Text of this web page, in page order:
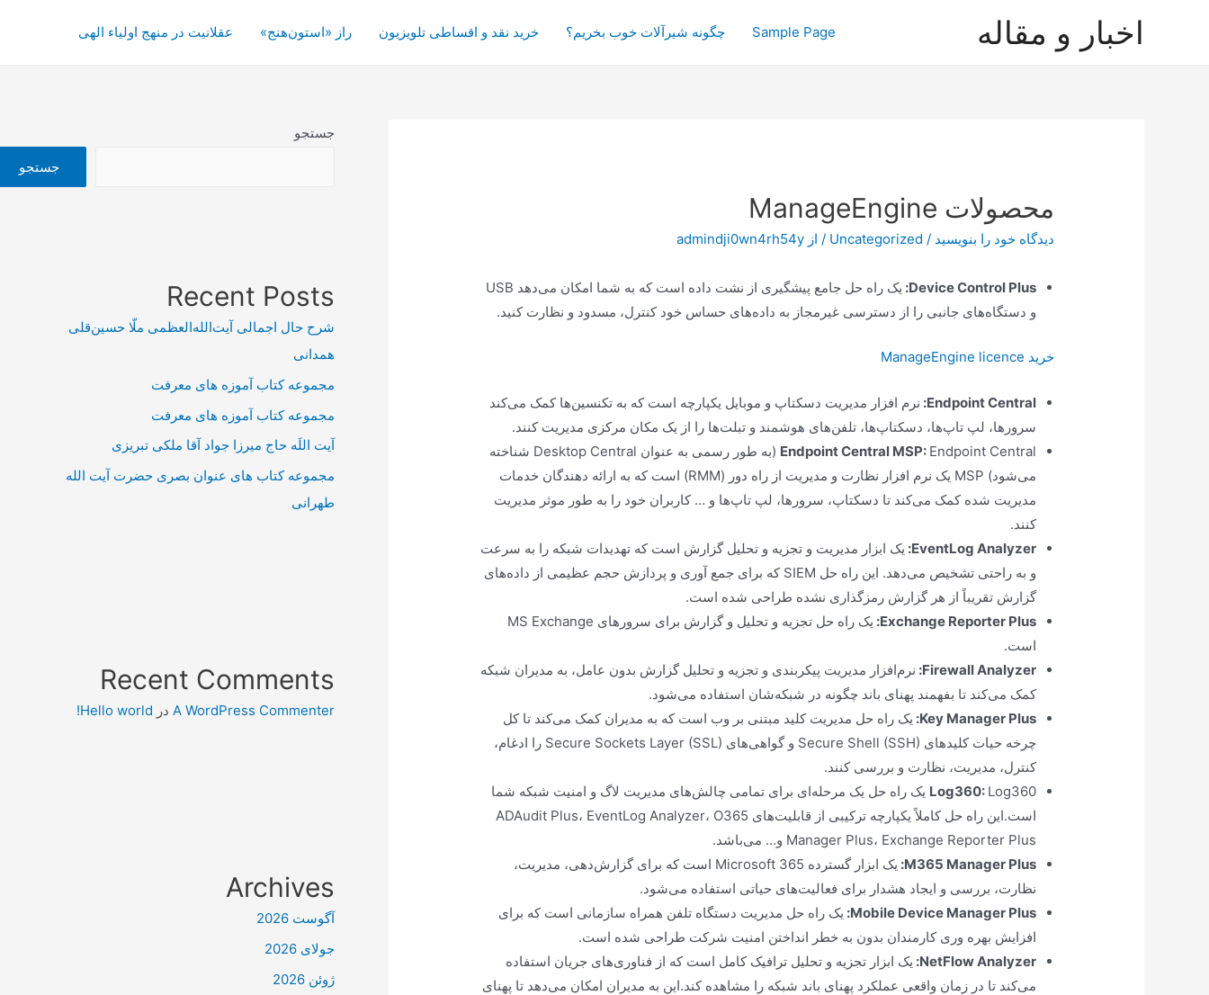
اخبار و مقاله Sample Page چگونه شیرآلات خوب بخریم؟ خرید نقد و اقساطی تلویزیون راز «استون‌هنج» عقلانیت در منهج اولیاء الهی
محصولات ManageEngine
دیدگاه‌ خود را بنویسید /
Uncategorized / از admindji0wn4rh54y
Device Control Plus
:
یک راه حل جامع پیشگیری از نشت داده است که به شما امکان می‌دهد USB
و دستگاه‌های جانبی را از دسترسی غیرمجاز به داده‌های حساس خود کنترل، مسدود و نظارت کنید.
خرید ManageEngine licence
Endpoint Central
: نرم افزار مدیریت دسکتاپ و موبایل یکپارچه است که به تکنسین‌ها کمک می‌کند
سرورها، لپ تاپ‌ها، دسکتاپ‌ها، تلفن‌های هوشمند و تبلت‌ها را از یک مکان مرکزی مدیریت کنند.
Endpoint Central MSP:
Endpoint Central (به طور رسمی به عنوان Desktop Central شناخته
می‌شود) MSP یک نرم افزار نظارت و مدیریت از راه دور (RMM) است که به ارائه دهندگان خدمات
مدیریت شده کمک می‌کند تا دسکتاپ، سرورها، لپ تاپ‌ها و … کاربران خود را به طور موثر مدیریت
کنند.
EventLog Analyzer
: یک ابزار مدیریت و تجزیه و تحلیل گزارش است که تهدیدات شبکه را به سرعت
و به راحتی تشخیص می‌دهد. این راه حل SIEM که برای جمع آوری و پردازش حجم عظیمی از داده‌های
گزارش تقریباً از هر گزارش رمزگذاری نشده طراحی شده است.
Exchange Reporter Plus
:
یک راه حل تجزیه و تحلیل و گزارش برای سرورهای MS Exchange
است.
Firewall Analyzer
: نرم‌افزار مدیریت پیکربندی و تجزیه و تحلیل گزارش بدون عامل، به مدیران شبکه
کمک می‌کند تا بفهمند پهنای باند چگونه در شبکه‌شان استفاده می‌شود.
Key Manager Plus
: یک راه حل مدیریت کلید مبتنی بر وب است که به مدیران کمک می‌کند تا کل
چرخه حیات کلیدهای Secure Shell (SSH) و گواهی‌های Secure Sockets Layer (SSL) را ادغام،
کنترل، مدیریت، نظارت و بررسی کنند.
Log360:
Log360 یک راه حل یک مرحله‌ای برای تمامی چالش‌های مدیریت لاگ و امنیت شبکه شما
است.این راه حل کاملاً یکپارچه ترکیبی از قابلیت‌های ADAudit Plus، EventLog Analyzer، O365
Manager Plus، Exchange Reporter Plus و… می‌باشد.
M365 Manager Plus
:
یک ابزار گسترده Microsoft 365 است که برای گزارش‌دهی، مدیریت،
نظارت، بررسی و ایجاد هشدار برای فعالیت‌های حیاتی استفاده می‌شود.
Mobile Device Manager Plus
: یک راه حل مدیریت دستگاه تلفن همراه سازمانی است که برای
افزایش بهره وری کارمندان بدون به خطر انداختن امنیت شرکت طراحی شده است.
NetFlow Analyzer
: یک ابزار تجزیه و تحلیل ترافیک کامل است که از فناوری‌های جریان استفاده
می‌کند تا در زمان واقعی عملکرد پهنای باند شبکه را مشاهده کند.این به مدیران امکان می‌دهد تا پهنای
جستجو
جستجو
Recent Posts
شرح حال اجمالی آیت‌الله‌العظمی ملّا حسین‌قلی
همدانی
مجموعه کتاب آموزه های معرفت
مجموعه کتاب آموزه های معرفت
آیت اللَه حاج میرزا جواد آقا ملکی تبریزی
مجموعه کتاب های عنوان بصری حضرت آیت الله
طهرانی
Recent Comments
A WordPress Commenter در Hello world!
Archives
آگوست 2026
جولای 2026
ژوئن 2026